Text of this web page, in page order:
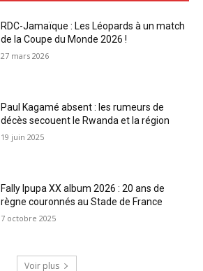
RDC-Jamaïque : Les Léopards à un match
de la Coupe du Monde 2026 !
27 mars 2026
Paul Kagamé absent : les rumeurs de
décès secouent le Rwanda et la région
19 juin 2025
Fally Ipupa XX album 2026 : 20 ans de
règne couronnés au Stade de France
7 octobre 2025
Voir plus